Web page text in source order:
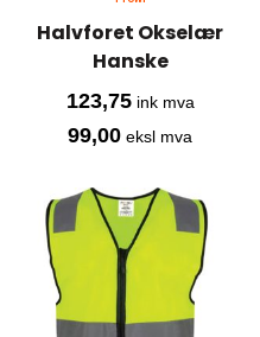
Halvforet Okselær
Hanske
123,75ink mva
99,00 eksl mva